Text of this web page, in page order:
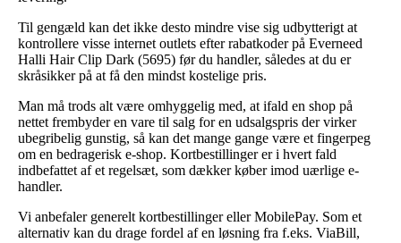
Til gengæld kan det ikke desto mindre vise sig udbytterigt at
kontrollere visse internet outlets efter rabatkoder på Everneed
Halli Hair Clip Dark (5695) før du handler, således at du er
skråsikker på at få den mindst kostelige pris.
Man må trods alt være omhyggelig med, at ifald en shop på
nettet frembyder en vare til salg for en udsalgspris der virker
ubegribelig gunstig, så kan det mange gange være et fingerpeg
om en bedragerisk e-shop. Kortbestillinger er i hvert fald
indbefattet af et regelsæt, som dækker køber imod uærlige e-
handler.
Vi anbefaler generelt kortbestillinger eller MobilePay. Som et
alternativ kan du drage fordel af en løsning fra f.eks. ViaBill,